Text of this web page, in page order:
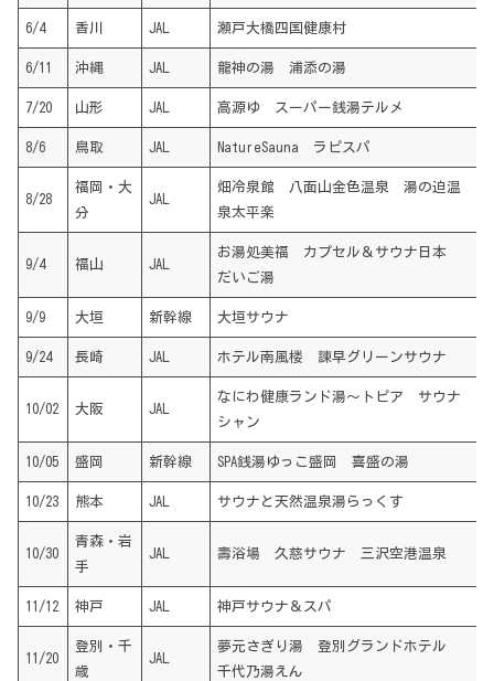
6/4 香川 JAL 瀬戸大橋四国健康村
6/11 沖縄 JAL 龍神の湯 浦添の湯
7/20 山形 JAL 高源ゆ スーパー銭湯テルメ
8/6 鳥取 JAL NatureSauna ラピスパ
8/28
福岡・大
分
JAL
畑冷泉館 八面山金色温泉 湯の迫温
泉太平楽
9/4 福山 JAL
お湯処美福 カプセル＆サウナ日本
だいご湯
9/9 大垣 新幹線 大垣サウナ
9/24 長崎 JAL ホテル南風楼 諫早グリーンサウナ
10/02 大阪 JAL
なにわ健康ランド湯〜トピア サウナ
シャン
10/05 盛岡 新幹線 SPA銭湯ゆっこ盛岡 喜盛の湯
10/23 熊本 JAL サウナと天然温泉湯らっくす
10/30
青森・岩
手
JAL 壽浴場 久慈サウナ 三沢空港温泉
11/12 神戸 JAL 神戸サウナ＆スパ
11/20
登別・千
歳
JAL
夢元さぎり湯 登別グランドホテル
千代乃湯えん